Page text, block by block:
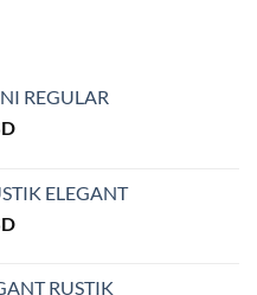
REGULAR
Тренутна
6,800 RSD.
ELEGANT
Тренутна
RUSTIK